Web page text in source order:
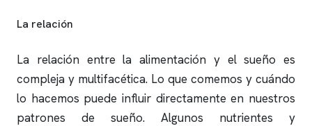
La relación
La relación entre la alimentación y el sueño es
compleja y multifacética. Lo que comemos y cuándo
lo hacemos puede influir directamente en nuestros
patrones de sueño. Algunos nutrientes y